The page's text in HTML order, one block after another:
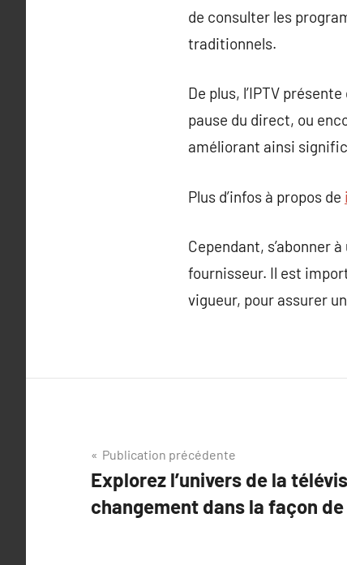
de consulter les
traditionnels.
De plus, l’IPTV
pause du direct, ou
améliorant ainsi
Plus d’infos à propos de
Cependant, s’abonner
fournisseur. Il est
vigueur, pour assurer
Navigation
de
l’article
Publication précédente
Explorez l’univers de la
changement dans la façon